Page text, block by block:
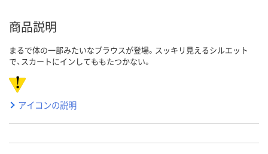
商品説明
まるで体の一部みたいなブラウスが登場。スッキリ見えるシルエット
で、スカートにインしてももたつかない。
アイコンの説明